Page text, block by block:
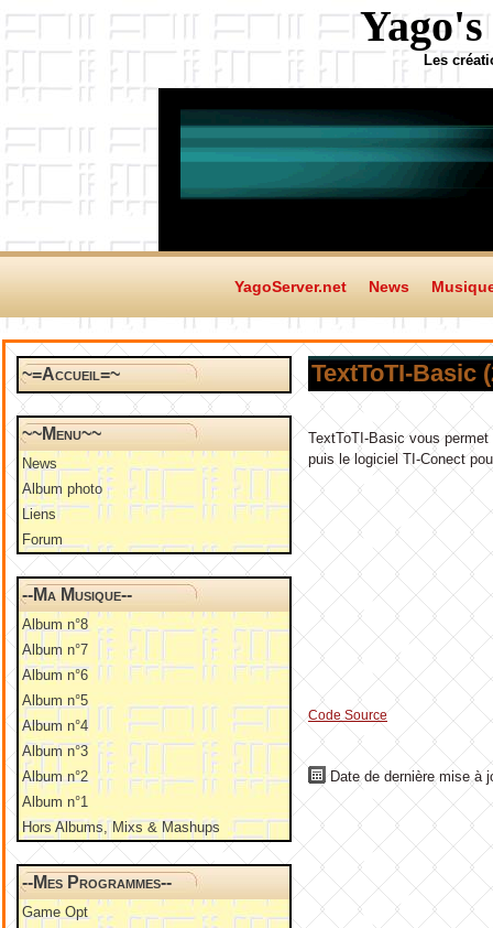
Les
YagoServer.net News
~=Accueil=~
~~Menu~~
News
Album photo
Liens
Forum
--Ma Musique--
Album n°8
Album n°7
Album n°6
Album n°5
Album n°4
Album n°3
Album n°2
Album n°1
Hors Albums, Mixs & Mashups
--Mes Programmes--
Game Opt
TextToTI-Basic
TextToTI-Basic vous
puis le logiciel TI-Conect
Code Source
Date de dernière mise à